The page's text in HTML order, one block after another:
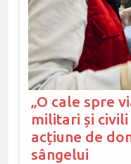
„O cale spre
militari și
acțiune de
sângelui